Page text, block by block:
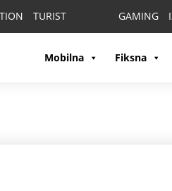
TURIST GAMING
Mobilna Fiksna